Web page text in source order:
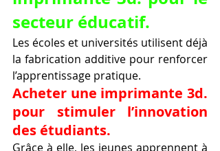
secteur éducatif.
Les écoles et universités utilisent déjà
la fabrication additive pour renforcer
l’apprentissage pratique.
Acheter une imprimante 3d.
pour stimuler l’innovation
des étudiants.
Grâce à elle, les jeunes apprennent à